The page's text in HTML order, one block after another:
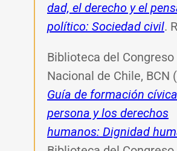
dad, el derecho y el
político: Sociedad civil. R
Biblioteca del Congreso
Nacional de Chile, BCN
Guía de formación
persona y los derechos
humanos: Dignidad